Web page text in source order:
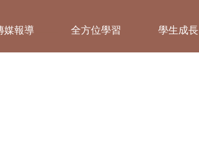
媒報導 全方位學習 學生成長